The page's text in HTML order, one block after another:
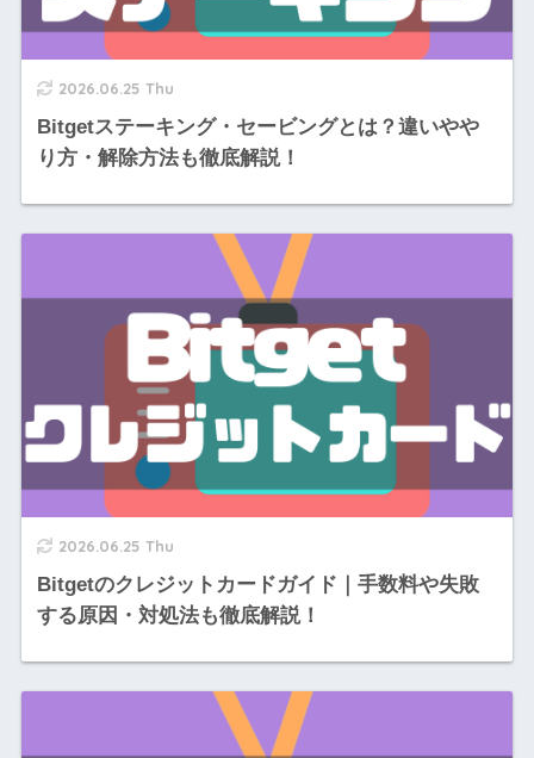
2026.06.25 Thu
Bitgetステーキング・セービングとは？違いやや
り方・解除方法も徹底解説！
2026.06.25 Thu
Bitgetのクレジットカードガイド｜手数料や失敗
する原因・対処法も徹底解説！